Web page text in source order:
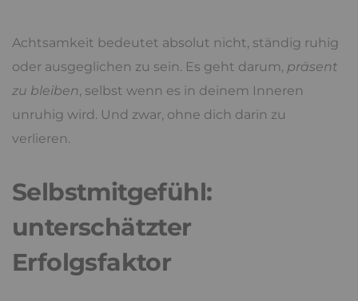
Achtsamkeit bedeutet absolut nicht, ständig ruhig
oder ausgeglichen zu sein. Es geht darum, präsent
zu bleiben, selbst wenn es in deinem Inneren
unruhig wird. Und zwar, ohne dich darin zu
verlieren.
Selbstmitgefühl:
unterschätzter
Erfolgsfaktor